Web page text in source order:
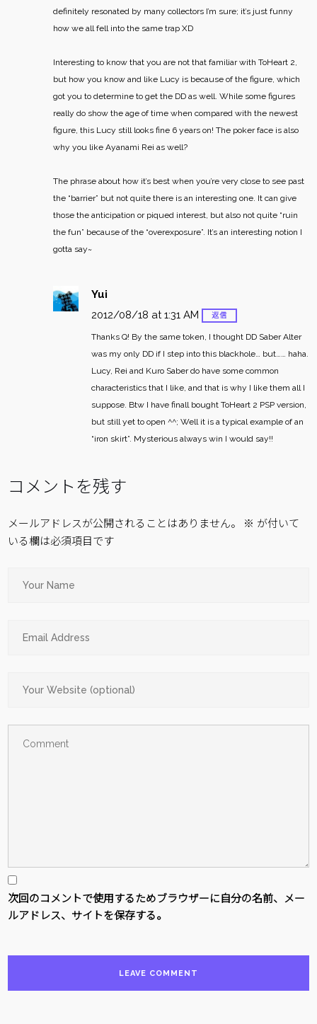
definitely resonated by many collectors I’m sure; it’s just funny
how we all fell into the same trap XD
Interesting to know that you are not that familiar with ToHeart 2,
but how you know and like Lucy is because of the figure, which
got you to determine to get the DD as well. While some figures
really do show the age of time when compared with the newest
figure, this Lucy still looks fine 6 years on! The poker face is also
why you like Ayanami Rei as well?
The phrase about how it’s best when you’re very close to see past
the “barrier” but not quite there is an interesting one. It can give
those the anticipation or piqued interest, but also not quite “ruin
the fun” because of the “overexposure”. It’s an interesting notion I
gotta say~
Yui
2012/08/18 at 1:31 AM
返信
Thanks Q! By the same token, I thought DD Saber Alter
was my only DD if I step into this blackhole… but…… haha.
Lucy, Rei and Kuro Saber do have some common
characteristics that I like, and that is why I like them all I
suppose. Btw I have finall bought ToHeart 2 PSP version,
but still yet to open ^^; Well it is a typical example of an
“iron skirt”. Mysterious always win I would say!!
コメントを残す
メールアドレスが公開されることはありません。 ※ が付いて
いる欄は必須項目です
次回のコメントで使用するためブラウザーに自分の名前、メー
ルアドレス、サイトを保存する。